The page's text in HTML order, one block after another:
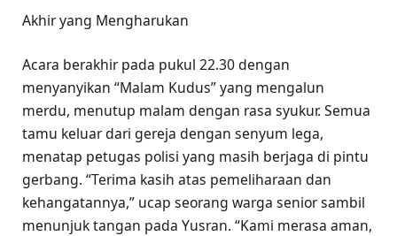
Akhir yang Mengharukan
Acara berakhir pada pukul 22.30 dengan
menyanyikan “Malam Kudus” yang mengalun
merdu, menutup malam dengan rasa syukur. Semua
tamu keluar dari gereja dengan senyum lega,
menatap petugas polisi yang masih berjaga di pintu
gerbang. “Terima kasih atas pemeliharaan dan
kehangatannya,” ucap seorang warga senior sambil
menunjuk tangan pada Yusran. “Kami merasa aman,